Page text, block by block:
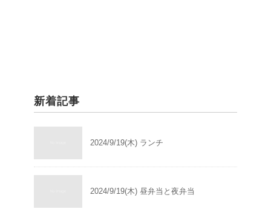
新着記事
2024/9/19(木) ランチ
2024/9/19(木) 昼弁当と夜弁当